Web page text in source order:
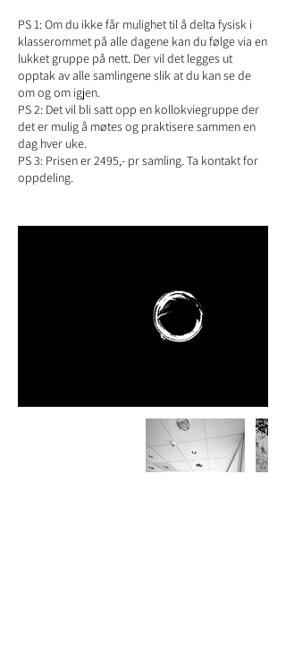
PS 1: Om du ikke får mulighet til å delta fysisk i
klasserommet på alle dagene kan du følge via en
lukket gruppe på nett. Der vil det legges ut
opptak av alle samlingene slik at du kan se de
om og om igjen.
PS 2: Det vil bli satt opp en kollokviegruppe der
det er mulig å møtes og praktisere sammen en
dag hver uke.
PS 3: Prisen er 2495,- pr samling. Ta kontakt for
oppdeling.